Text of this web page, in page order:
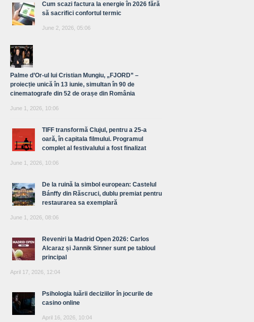
Cum scazi factura la energie în 2026 fără
să sacrifici confortul termic
June 2, 2026, 05:06
Palme d’Or-ul lui Cristian Mungiu, „FJORD” –
proiecție unică în 13 iunie, simultan în 90 de
cinematografe din 52 de orașe din România
June 1, 2026, 10:06
TIFF transformă Clujul, pentru a 25-a
oară, în capitala filmului. Programul
complet al festivalului a fost finalizat
June 1, 2026, 10:06
De la ruină la simbol european: Castelul
Bánffy din Răscruci, dublu premiat pentru
restaurarea sa exemplară
June 1, 2026, 08:06
Reveniri la Madrid Open 2026: Carlos
Alcaraz și Jannik Sinner sunt pe tabloul
principal
April 17, 2026, 12:04
Psihologia luării deciziilor în jocurile de
casino online
April 16, 2026, 10:04